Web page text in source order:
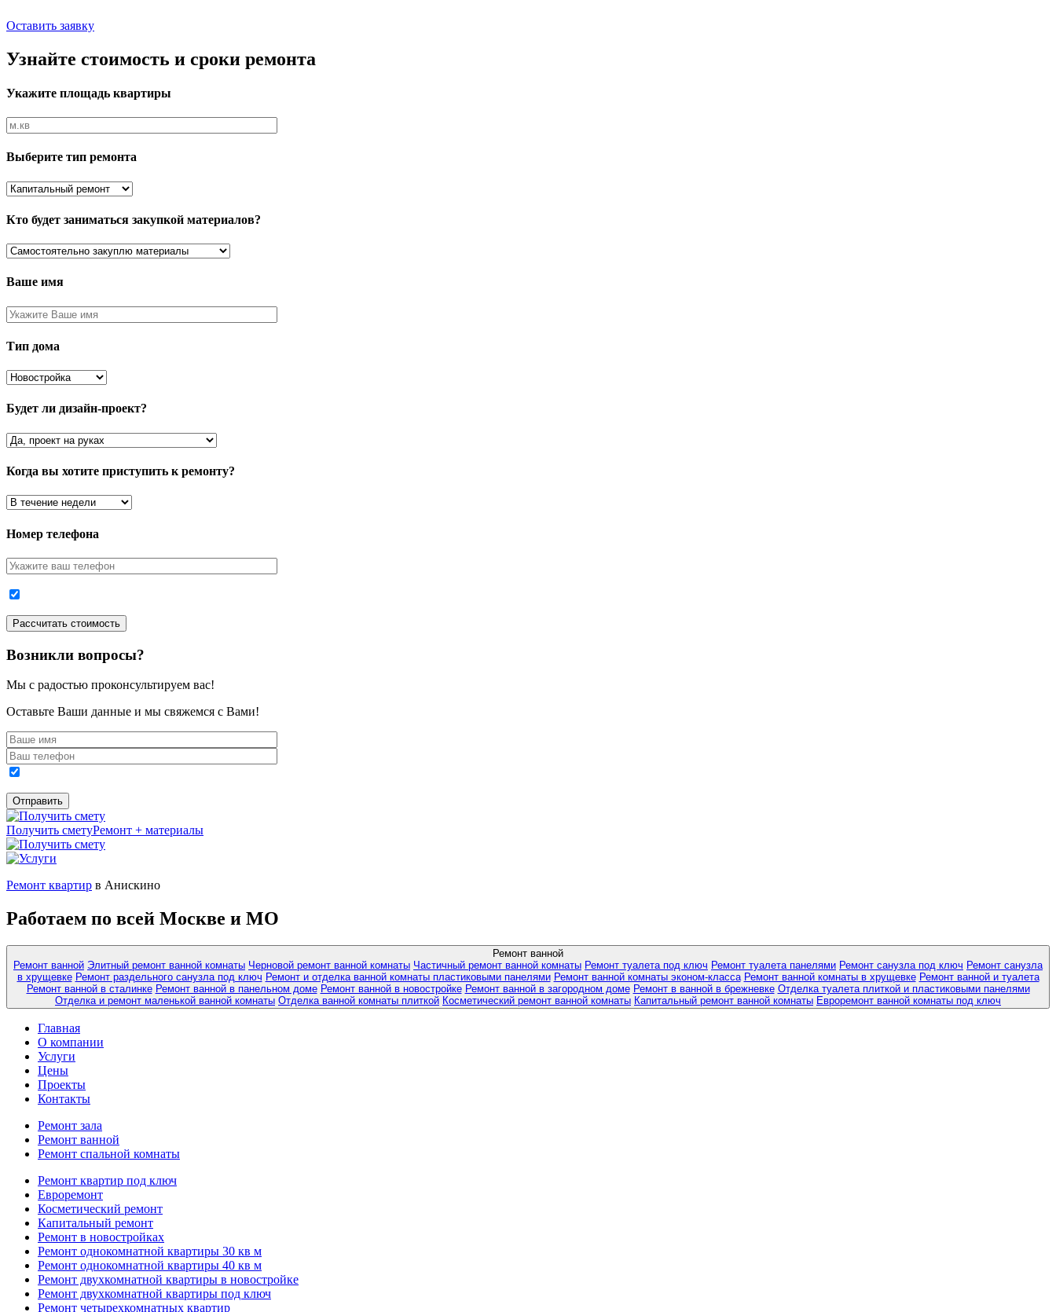
Оставить заявку
Узнайте стоимость и сроки ремонта
Укажите площадь квартиры
Выберите тип ремонта
Кто будет заниматься закупкой материалов?
Ваше имя
Тип дома
Будет ли дизайн-проект?
Когда вы хотите приступить к ремонту?
Номер телефона
Возникли вопросы?
Мы с радостью проконсультируем вас!
Оставьте Ваши данные и мы свяжемся с Вами!
Получить сметуРемонт + материалы
Ремонт квартир в Анискино
Работаем по всей Москве и МО
Ремонт ванной
Ремонт ванной Элитный ремонт ванной комнаты Черновой ремонт ванной комнаты Частичный ремонт ванной комнаты Ремонт туалета под ключ Ремонт туалета панелями Ремонт санузла под ключ Ремонт санузла
в хрущевке Ремонт раздельного санузла под ключ Ремонт и отделка ванной комнаты пластиковыми панелями Ремонт ванной комнаты эконом-класса Ремонт ванной комнаты в хрущевке Ремонт ванной и туалета
Ремонт ванной в сталинке Ремонт ванной в панельном доме Ремонт ванной в новостройке Ремонт ванной в загородном доме Ремонт в ванной в брежневке Отделка туалета плиткой и пластиковыми панелями
Отделка и ремонт маленькой ванной комнаты Отделка ванной комнаты плиткой Косметический ремонт ванной комнаты Капитальный ремонт ванной комнаты Евроремонт ванной комнаты под ключ
Главная
О компании
Услуги
Цены
Проекты
Контакты
Ремонт зала
Ремонт ванной
Ремонт спальной комнаты
Ремонт квартир под ключ
Евроремонт
Косметический ремонт
Капитальный ремонт
Ремонт в новостройках
Ремонт однокомнатной квартиры 30 кв м
Ремонт однокомнатной квартиры 40 кв м
Ремонт двухкомнатной квартиры в новостройке
Ремонт двухкомнатной квартиры под ключ
Ремонт четырехкомнатных квартир